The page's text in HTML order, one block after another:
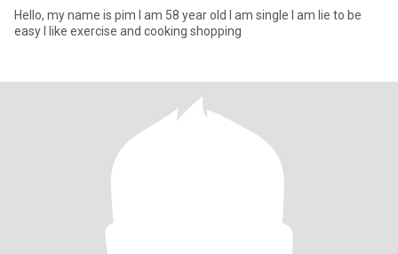
Hello, my name is pim I am 58 year old I am single I am lie to be
easy I like exercise and cooking shopping